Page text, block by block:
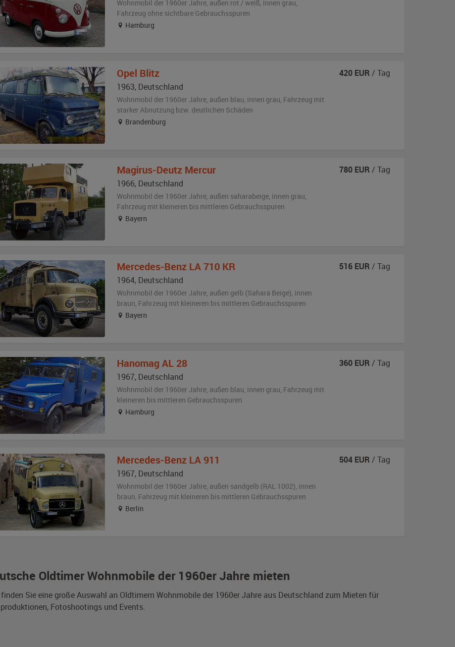
Oldtimer Wohnmobile der 1960er Jahre mieten
finden Sie eine große Auswahl an Oldtimern Wohnmobile der 1960er Jahre aus Deutschland zum Mieten für
Fotoshootings und Events.
Wohnmobil der 1960er Jahre, außen rot / weiß, innen grau,
Fahrzeug ohne sichtbare Gebrauchsspuren
Hamburg
Opel Blitz
1963, Deutschland
Wohnmobil der 1960er Jahre, außen blau, innen grau, Fahrzeug mit
starker Abnutzung bzw. deutlichen Schäden
Brandenburg
420 EUR / Tag
Magirus-Deutz Mercur
1966, Deutschland
Wohnmobil der 1960er Jahre, außen saharabeige, innen grau,
Fahrzeug mit kleineren bis mittleren Gebrauchsspuren
Bayern
780 EUR / Tag
Mercedes-Benz LA 710 KR
1964, Deutschland
Wohnmobil der 1960er Jahre, außen gelb (Sahara Beige), innen
braun, Fahrzeug mit kleineren bis mittleren Gebrauchsspuren
Bayern
516 EUR / Tag
Hanomag AL 28
1967, Deutschland
Wohnmobil der 1960er Jahre, außen blau, innen grau, Fahrzeug mit
kleineren bis mittleren Gebrauchsspuren
Hamburg
360 EUR / Tag
Mercedes-Benz LA 911
1967, Deutschland
Wohnmobil der 1960er Jahre, außen sandgelb (RAL 1002), innen
braun, Fahrzeug mit kleineren bis mittleren Gebrauchsspuren
Berlin
504 EUR / Tag